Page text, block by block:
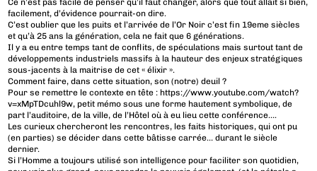
Ce n’est pas facile de penser qu’il faut changer, alors que tout allait si bien,
facilement, d’évidence pourrait-on dire.
C’est oublier que les puits et l’arrivée de l’Or Noir c’est fin 19eme siècles
et qu’à 25 ans la génération, cela ne fait que 6 générations.
Il y a eu entre temps tant de conflits, de spéculations mais surtout tant de
développements industriels massifs à la hauteur des enjeux stratégiques
sous-jacents à la maitrise de cet « élixir ».
Comment faire, dans cette situation, son (notre) deuil ?
Pour se remettre le contexte en tête : https://www.youtube.com/watch?
v=xMpTDcuhl9w, petit mémo sous une forme hautement symbolique, de
part l’auditoire, de la ville, de l’Hôtel où à eu lieu cette conférence….
Les curieux chercheront les rencontres, les faits historiques, qui ont pu
(en parties) se décider dans cette bâtisse carrée… durant le siècle
dernier.
Si l’Homme a toujours utilisé son intelligence pour faciliter son quotidien,